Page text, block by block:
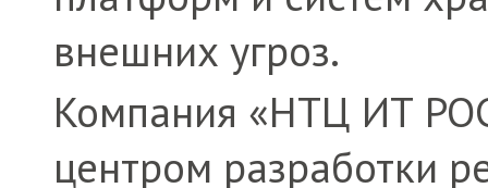
внешних угроз.
Компания «НТЦ ИТ
центром разработки